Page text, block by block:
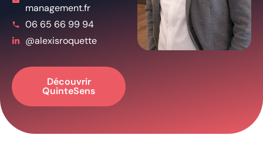
management.fr
06 65 66 99 94
@alexisroquette
Découvrir
QuinteSens